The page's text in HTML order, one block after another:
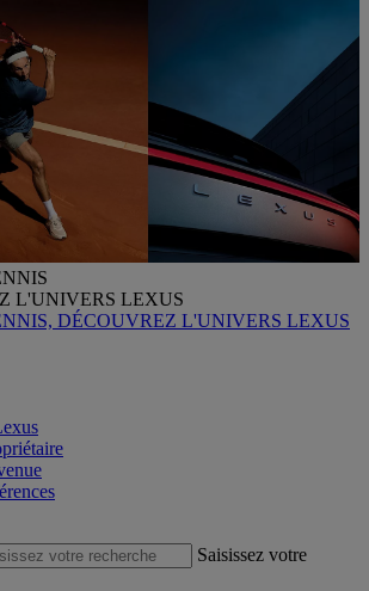
L'UNIVERS LEXUS
DÉCOUVREZ L'UNIVERS LEXUS
Saisissez votre